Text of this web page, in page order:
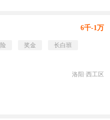
6千-1万
奖金
长白班
洛阳·西工区